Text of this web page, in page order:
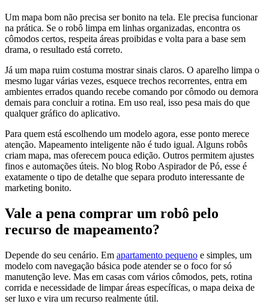
Um mapa bom não precisa ser bonito na tela. Ele precisa funcionar
na prática. Se o robô limpa em linhas organizadas, encontra os
cômodos certos, respeita áreas proibidas e volta para a base sem
drama, o resultado está correto.
Já um mapa ruim costuma mostrar sinais claros. O aparelho limpa o
mesmo lugar várias vezes, esquece trechos recorrentes, entra em
ambientes errados quando recebe comando por cômodo ou demora
demais para concluir a rotina. Em uso real, isso pesa mais do que
qualquer gráfico do aplicativo.
Para quem está escolhendo um modelo agora, esse ponto merece
atenção. Mapeamento inteligente não é tudo igual. Alguns robôs
criam mapa, mas oferecem pouca edição. Outros permitem ajustes
finos e automações úteis. No blog Robo Aspirador de Pó, esse é
exatamente o tipo de detalhe que separa produto interessante de
marketing bonito.
Vale a pena comprar um robô pelo
recurso de mapeamento?
Depende do seu cenário. Em apartamento pequeno e simples, um
modelo com navegação básica pode atender se o foco for só
manutenção leve. Mas em casas com vários cômodos, pets, rotina
corrida e necessidade de limpar áreas específicas, o mapa deixa de
ser luxo e vira um recurso realmente útil.